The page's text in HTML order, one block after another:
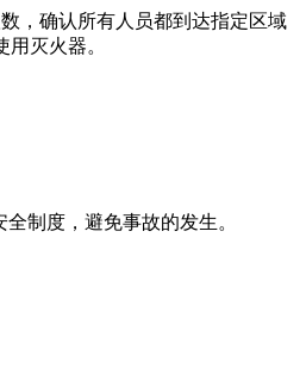
，确认所有人员都到达指定区域
灭火器。
制度，避免事故的发生。